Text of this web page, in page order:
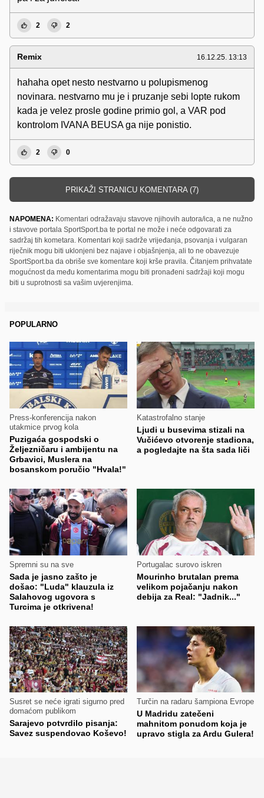
2 2
Remix 16.12.25. 13:13
hahaha opet nesto nestvarno u polupismenog
novinara. nestvarno mu je i pruzanje sebi lopte rukom
kada je velez prosle godine primio gol, a VAR pod
kontrolom IVANA BEUSA ga nije ponistio.
2 0
PRIKAŽI STRANICU KOMENTARA (7)
NAPOMENA: Komentari odražavaju stavove njihovih autora/ica, a ne nužno
i stavove portala SportSport.ba te portal ne može i neće odgovarati za
sadržaj tih kometara. Komentari koji sadrže vrijeđanja, psovanja i vulgaran
riječnik mogu biti uklonjeni bez najave i objašnjenja, ali to ne obavezuje
SportSport.ba da obriše sve komentare koji krše pravila. Čitanjem prihvatate
mogućnost da među komentarima mogu biti pronađeni sadržaji koji mogu
biti u suprotnosti sa vašim uvjerenjima.
POPULARNO
Press-konferencija nakon
utakmice prvog kola
Puzigaća gospodski o
Željezničaru i ambijentu na
Grbavici, Muslera na
bosanskom poručio "Hvala!"
Katastrofalno stanje
Ljudi u busevima stizali na
Vučićevo otvorenje stadiona,
a pogledajte na šta sada liči
Spremni su na sve
Sada je jasno zašto je
došao: "Luda" klauzula iz
Salahovog ugovora s
Turcima je otkrivena!
Portugalac surovo iskren
Mourinho brutalan prema
velikom pojačanju nakon
debija za Real: "Jadnik..."
Susret se neće igrati sigurno pred
domaćom publikom
Sarajevo potvrdilo pisanja:
Savez suspendovao Koševo!
Turčin na radaru šampiona Evrope
U Madridu zatečeni
mahnitom ponudom koja je
upravo stigla za Ardu Gulera!